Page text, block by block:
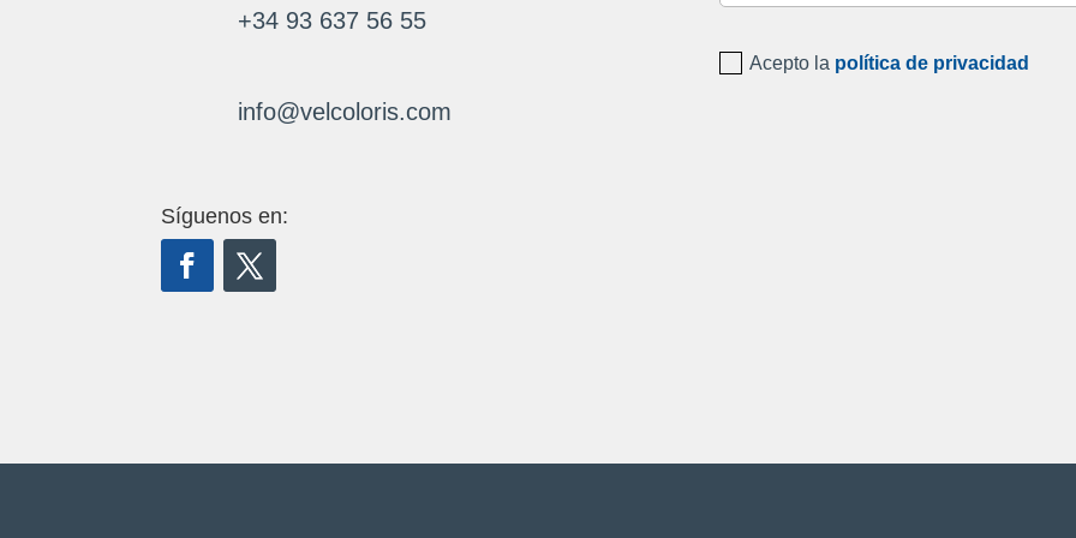
+34 93 637 56 55
info@velcoloris.com
Síguenos en:
Acepto la política de privacidad